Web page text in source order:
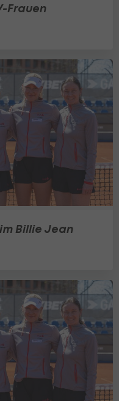
Frauen
Billie Jean